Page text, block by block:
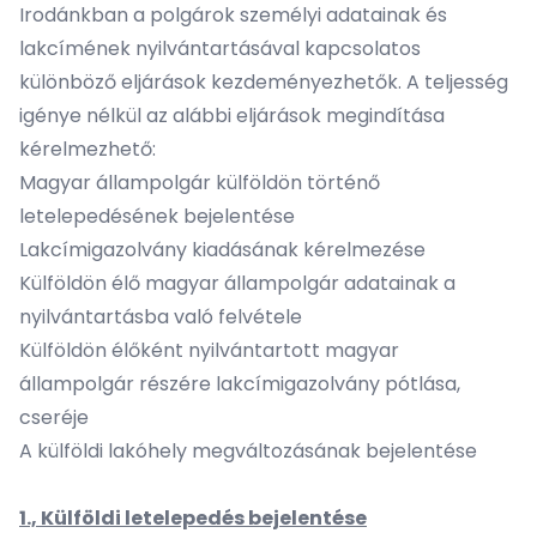
Irodánkban a polgárok személyi adatainak és
lakcímének nyilvántartásával kapcsolatos
különböző eljárások kezdeményezhetők. A teljesség
igénye nélkül az alábbi eljárások megindítása
kérelmezhető:
Magyar állampolgár külföldön történő
letelepedésének bejelentése
Lakcímigazolvány kiadásának kérelmezése
Külföldön élő magyar állampolgár adatainak a
nyilvántartásba való felvétele
Külföldön élőként nyilvántartott magyar
állampolgár részére lakcímigazolvány pótlása,
cseréje
A külföldi lakóhely megváltozásának bejelentése
1., Külföldi letelepedés bejelentése